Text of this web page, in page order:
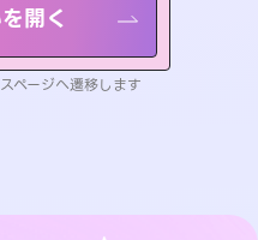
開く
ページへ遷移します